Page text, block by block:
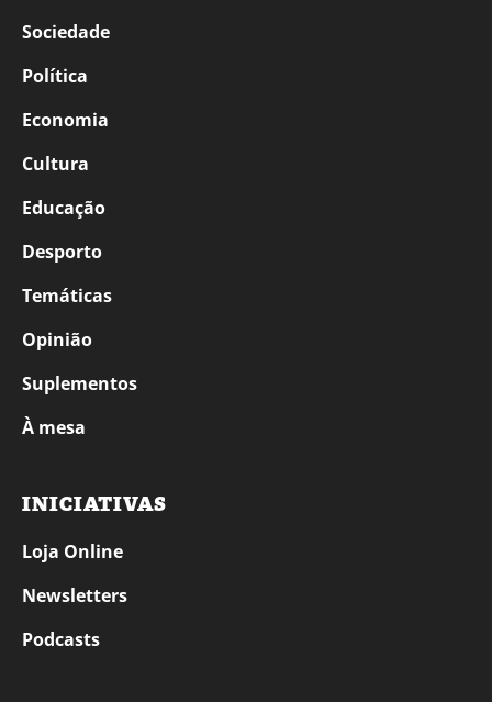
Sociedade
Política
Economia
Cultura
Educação
Desporto
Temáticas
Opinião
Suplementos
À mesa
INICIATIVAS
Loja Online
Newsletters
Podcasts